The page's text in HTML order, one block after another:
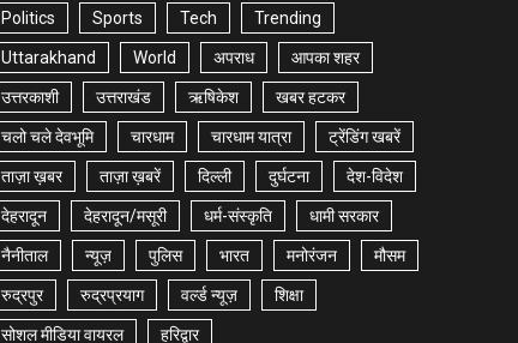
Politics Sports Tech Trending
Uttarakhand World अपराध आपका शहर
उत्तरकाशी उत्तराखंड ऋषिकेश खबर हटकर
चलो चले देवभूमि चारधाम चारधाम यात्रा ट्रेंडिंग खबरें
ताज़ा ख़बर ताज़ा ख़बरें दिल्ली दुर्घटना देश-विदेश
देहरादून देहरादून/मसूरी धर्म-संस्कृति धामी सरकार
नैनीताल न्यूज़ पुलिस भारत मनोरंजन मौसम
रुद्रपुर रुद्रप्रयाग वर्ल्ड न्यूज़ शिक्षा
सोशल मीडिया वायरल हरिद्वार